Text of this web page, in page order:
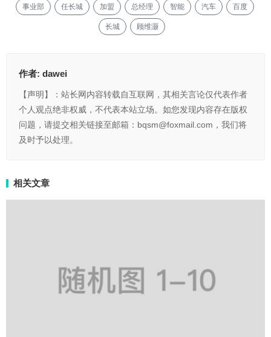
事业部 任长城 加盟 总经理 智能 汽车 百度
长城 顾维灏
作者: dawei
【声明】：站长网内容转载自互联网，其相关言论仅代表作者
个人观点绝非权威，不代表本站立场。如您发现内容存在版权
问题，请提交相关链接至邮箱：bqsm@foxmail.com，我们将
及时予以处理。
相关文章